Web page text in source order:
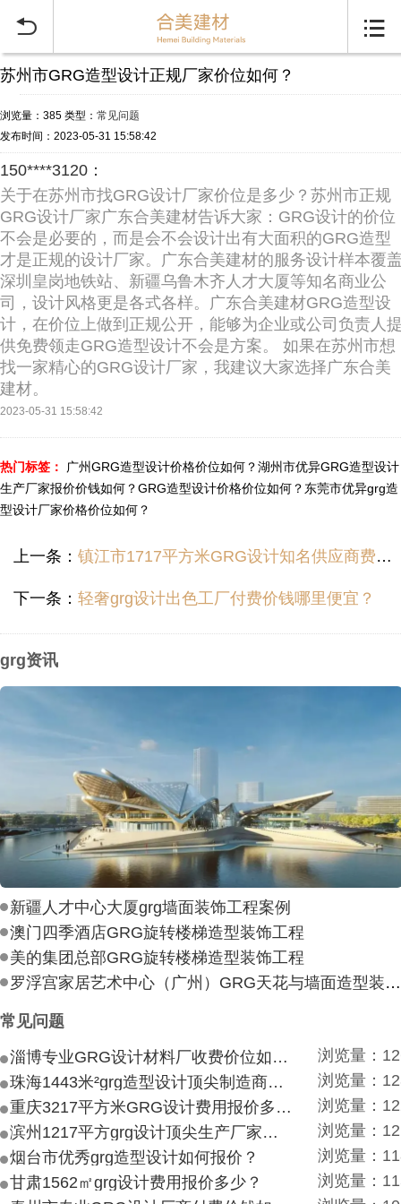
 
苏州市GRG造型设计正规厂家价位如何？
浏览量：385 类型： 常见问题
发布时间：2023-05-31 15:58:42
150****3120：
关于在苏州市找GRG设计厂家价位是多少？苏州市正规
GRG设计厂家广东合美建材告诉大家：GRG设计的价位
不会是必要的，而是会不会设计出有大面积的GRG造型
才是正规的设计厂家。广东合美建材的服务设计样本覆
深圳皇岗地铁站、新疆乌鲁木齐人才大厦等知名商业公
司，设计风格更是各式各样。广东合美建材GRG造型设
计，在价位上做到正规公开，能够为企业或公司负责人
供免费领走GRG造型设计不会是方案。 如果在苏州市想
找一家精心的GRG设计厂家，我建议大家选择广东合美
建材。
2023-05-31 15:58:42
热门标签： 广州GRG造型设计价格价位如何？湖州市优异GRG造型设计
生产厂家报价价钱如何？GRG造型设计价格价位如何？ 东莞市优异grg造
型设计厂家价格价位如何？
上一条： 镇江市1717平方米GRG设计知名供应商费用价格哪里便宜？
下一条： 轻奢grg设计出色工厂付费价钱哪里便宜？
grg资讯
新疆人才中心大厦grg墙面装饰工程案例
澳门四季酒店GRG旋转楼梯造型装饰工程
美的集团总部GRG旋转楼梯造型装饰工程
罗浮宫家居艺术中心（广州）GRG天花与墙面造型装饰工程
常见问题
淄博专业GRG设计材料厂收费价位如何？
浏览量：
珠海1443米²grg造型设计顶尖制造商付费付费多少？
浏览量：
重庆3217平方米GRG设计费用报价多少？
浏览量：
滨州1217平方grg设计顶尖生产厂家价目如何？
浏览量：
烟台市优秀grg造型设计如何报价？
浏览量：
甘肃1562㎡grg设计费用报价多少？
浏览量：